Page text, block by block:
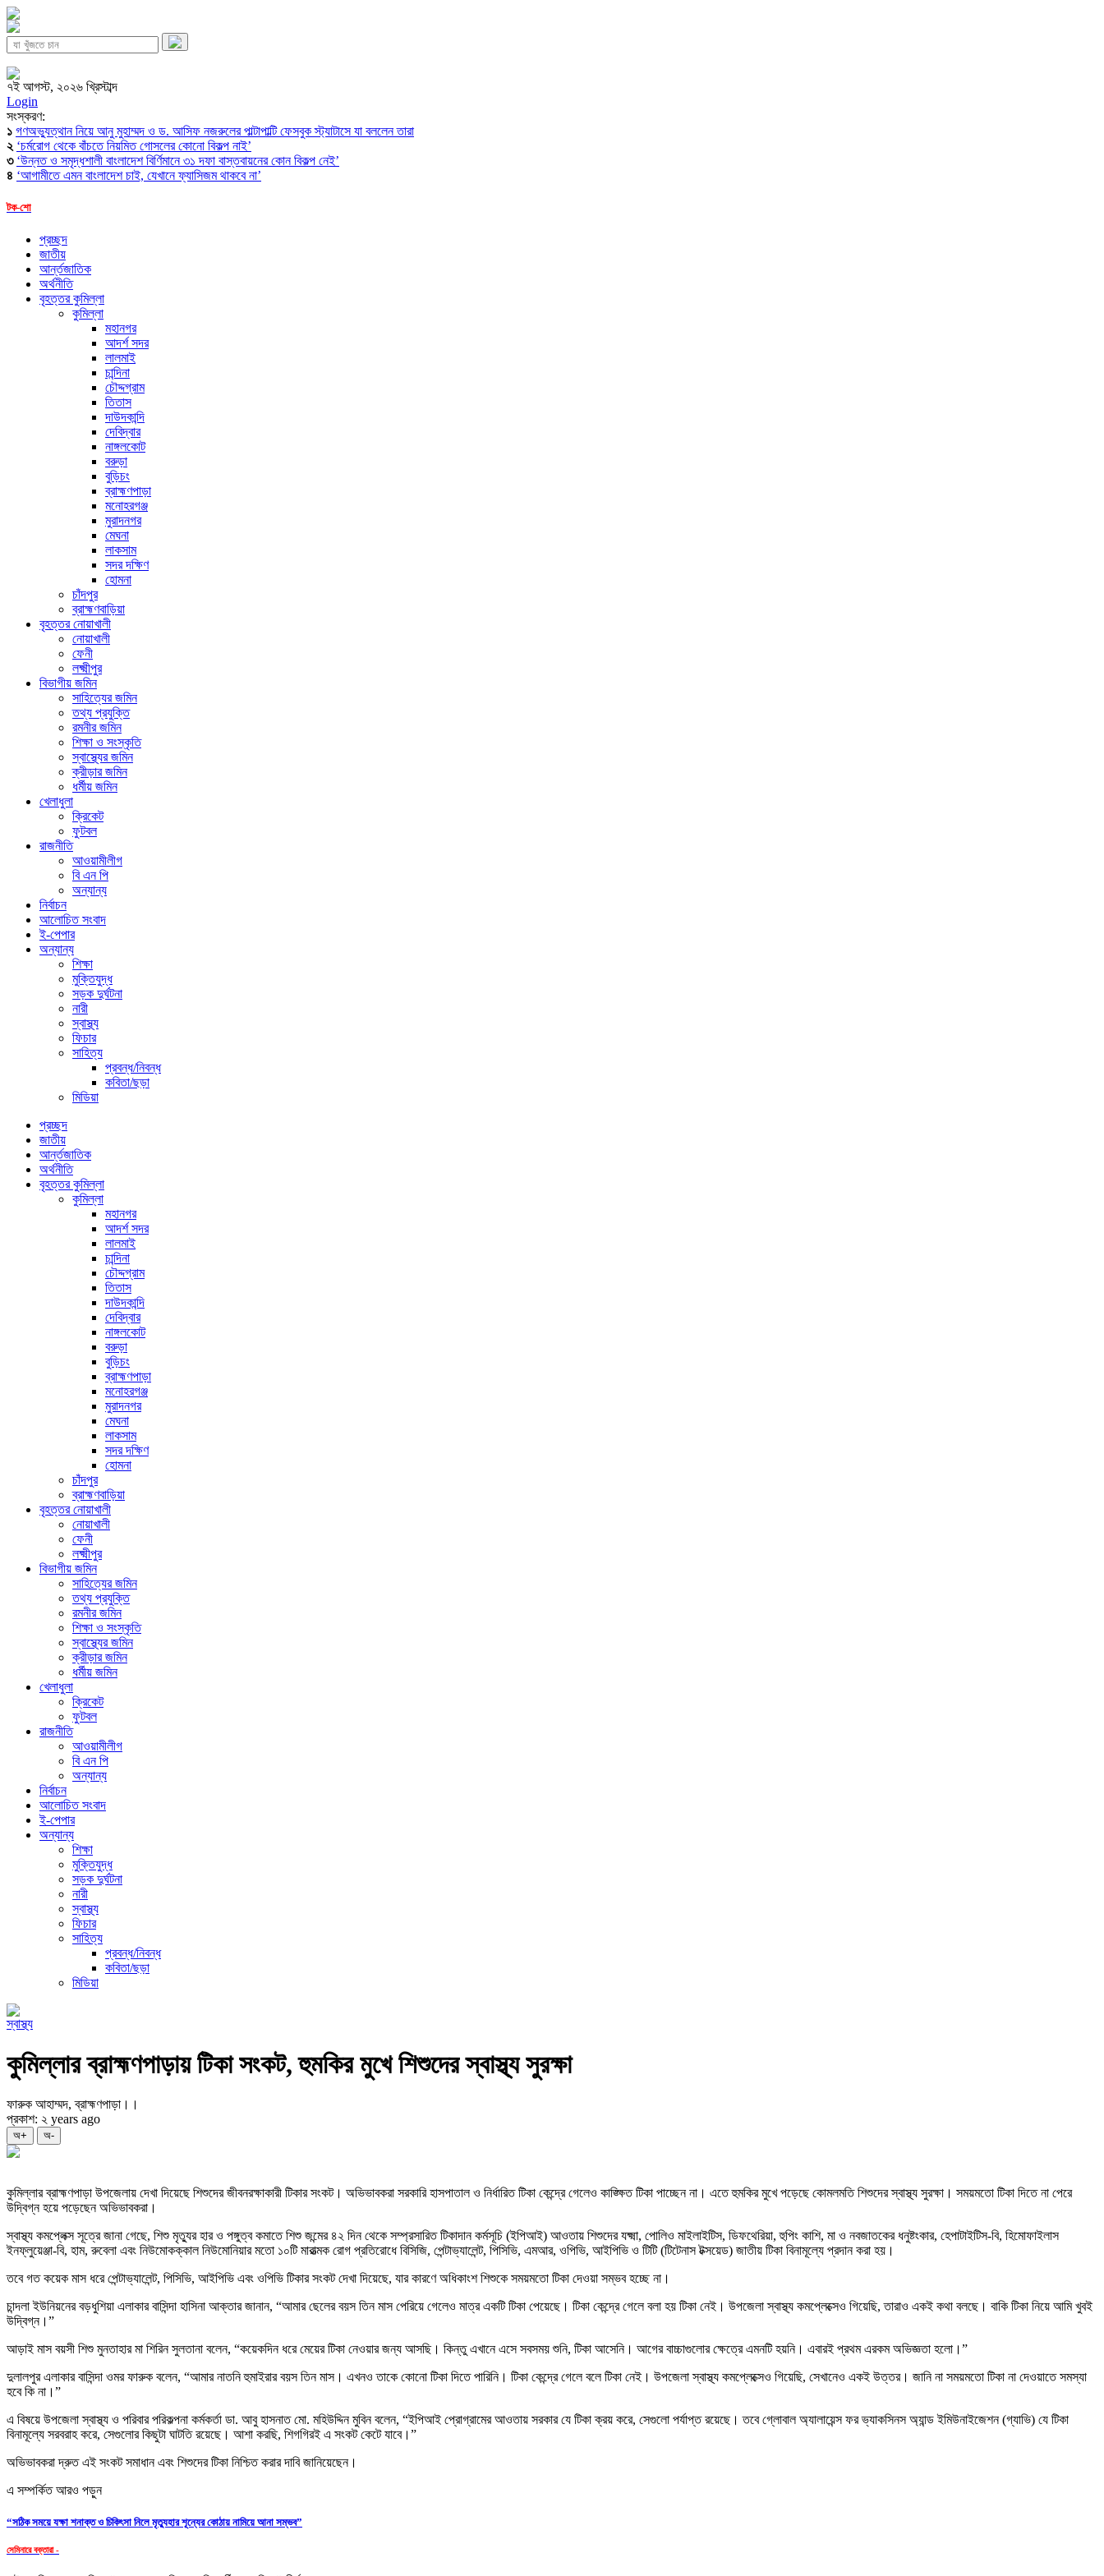
৭ই আগস্ট, ২০২৬ খ্রিস্টাব্দ
Login
সংস্করণ:
১ গণঅভ্যুত্থান নিয়ে আনু মুহাম্মদ ও ড. আসিফ নজরুলের পাল্টাপাল্টি ফেসবুক স্ট্যাটাসে যা বললেন তারা
২ ‘চর্মরোগ থেকে বাঁচতে নিয়মিত গোসলের কোনো বিকল্প নাই’
৩ ‘উন্নত ও সমৃদ্ধশালী বাংলাদেশ বির্ণিমানে ৩১ দফা বাস্তবায়নের কোন বিকল্প নেই’
৪ ‘আগামীতে এমন বাংলাদেশ চাই, যেখানে ফ্যাসিজম থাকবে না’
টক-শো
প্রচ্ছদ
জাতীয়
আর্ন্তজাতিক
অর্থনীতি
বৃহত্তর কুমিল্লা
কুমিল্লা
মহানগর
আদর্শ সদর
লালমাই
চান্দিনা
চৌদ্দগ্রাম
তিতাস
দাউদকান্দি
দেবিদ্বার
নাঙ্গলকোট
বরুড়া
বুড়িচং
ব্রাহ্মণপাড়া
মনোহরগঞ্জ
মুরাদনগর
মেঘনা
লাকসাম
সদর দক্ষিণ
হোমনা
চাঁদপুর
ব্রাহ্মণবাড়িয়া
বৃহত্তর নোয়াখালী
নোয়াখালী
ফেনী
লক্ষ্মীপুর
বিভাগীয় জমিন
সাহিত্যের জমিন
তথ্য প্রযুক্তি
রমনীর জমিন
শিক্ষা ও সংস্কৃতি
স্বাস্থ্যের জমিন
ক্রীড়ার জমিন
ধর্মীয় জমিন
খেলাধুলা
ক্রিকেট
ফুটবল
রাজনীতি
আওয়ামীলীগ
বি এন পি
অন্যান্য
নির্বাচন
আলোচিত সংবাদ
ই-পেপার
অন্যান্য
শিক্ষা
মুক্তিযুদ্ধ
সড়ক দুর্ঘটনা
নারী
স্বাস্থ্য
ফিচার
সাহিত্য
প্রবন্ধ/নিবন্ধ
কবিতা/ছড়া
মিডিয়া
প্রচ্ছদ
জাতীয়
আর্ন্তজাতিক
অর্থনীতি
বৃহত্তর কুমিল্লা
কুমিল্লা
মহানগর
আদর্শ সদর
লালমাই
চান্দিনা
চৌদ্দগ্রাম
তিতাস
দাউদকান্দি
দেবিদ্বার
নাঙ্গলকোট
বরুড়া
বুড়িচং
ব্রাহ্মণপাড়া
মনোহরগঞ্জ
মুরাদনগর
মেঘনা
লাকসাম
সদর দক্ষিণ
হোমনা
চাঁদপুর
ব্রাহ্মণবাড়িয়া
বৃহত্তর নোয়াখালী
নোয়াখালী
ফেনী
লক্ষ্মীপুর
বিভাগীয় জমিন
সাহিত্যের জমিন
তথ্য প্রযুক্তি
রমনীর জমিন
শিক্ষা ও সংস্কৃতি
স্বাস্থ্যের জমিন
ক্রীড়ার জমিন
ধর্মীয় জমিন
খেলাধুলা
ক্রিকেট
ফুটবল
রাজনীতি
আওয়ামীলীগ
বি এন পি
অন্যান্য
নির্বাচন
আলোচিত সংবাদ
ই-পেপার
অন্যান্য
শিক্ষা
মুক্তিযুদ্ধ
সড়ক দুর্ঘটনা
নারী
স্বাস্থ্য
ফিচার
সাহিত্য
প্রবন্ধ/নিবন্ধ
কবিতা/ছড়া
মিডিয়া
স্বাস্থ্য
কুমিল্লার ব্রাহ্মণপাড়ায় টিকা সংকট, হুমকির মুখে শিশুদের স্বাস্থ্য সুরক্ষা
ফারুক আহাম্মদ, ব্রাহ্মণপাড়া।।
প্রকাশ: ২ years ago
অ+ অ-
কুমিল্লার ব্রাহ্মণপাড়া উপজেলায় দেখা দিয়েছে শিশুদের জীবনরক্ষাকারী টিকার সংকট। অভিভাবকরা সরকারি হাসপাতাল ও নির্ধারিত টিকা কেন্দ্রে গেলেও কাঙ্ক্ষিত টিকা পাচ্ছেন না। এতে হুমকির মুখে পড়েছে কোমলমতি শিশুদের স্বাস্থ্য সুরক্ষা। সময়মতো টিকা দিতে না পেরে
উদ্বিগ্ন হয়ে পড়েছেন অভিভাবকরা।
স্বাস্থ্য কমপ্লেক্স সূত্রে জানা গেছে, শিশু মৃত্যুর হার ও পঙ্গুত্ব কমাতে শিশু জন্মের ৪২ দিন থেকে সম্প্রসারিত টিকাদান কর্মসূচি (ইপিআই) আওতায় শিশুদের যক্ষ্মা, পোলিও মাইলাইটিস, ডিফথেরিয়া, হুপিং কাশি, মা ও নবজাতকের ধনুষ্টংকার, হেপাটাইটিস-বি, হিমোফাইলাস
ইনফ্লুয়েঞ্জা-বি, হাম, রুবেলা এবং নিউমোকক্কাল নিউমোনিয়ার মতো ১০টি মারাত্মক রোগ প্রতিরোধে বিসিজি, পেন্টাভ্যালেন্ট, পিসিভি, এমআর, ওপিভি, আইপিভি ও টিটি (টিটেনাস টক্সয়েড) জাতীয় টিকা বিনামূল্যে প্রদান করা হয়।
তবে গত কয়েক মাস ধরে পেন্টাভ্যালেন্ট, পিসিভি, আইপিভি এবং ওপিভি টিকার সংকট দেখা দিয়েছে, যার কারণে অধিকাংশ শিশুকে সময়মতো টিকা দেওয়া সম্ভব হচ্ছে না।
চান্দলা ইউনিয়নের বড়ধুশিয়া এলাকার বাসিন্দা হাসিনা আক্তার জানান, “আমার ছেলের বয়স তিন মাস পেরিয়ে গেলেও মাত্র একটি টিকা পেয়েছে। টিকা কেন্দ্রে গেলে বলা হয় টিকা নেই। উপজেলা স্বাস্থ্য কমপ্লেক্সেও গিয়েছি, তারাও একই কথা বলছে। বাকি টিকা নিয়ে আমি খুবই
উদ্বিগ্ন।”
আড়াই মাস বয়সী শিশু মুনতাহার মা শিরিন সুলতানা বলেন, “কয়েকদিন ধরে মেয়ের টিকা নেওয়ার জন্য আসছি। কিন্তু এখানে এসে সবসময় শুনি, টিকা আসেনি। আগের বাচ্চাগুলোর ক্ষেত্রে এমনটি হয়নি। এবারই প্রথম এরকম অভিজ্ঞতা হলো।”
দুলালপুর এলাকার বাসিন্দা ওমর ফারুক বলেন, “আমার নাতনি হুমাইরার বয়স তিন মাস। এখনও তাকে কোনো টিকা দিতে পারিনি। টিকা কেন্দ্রে গেলে বলে টিকা নেই। উপজেলা স্বাস্থ্য কমপ্লেক্সেও গিয়েছি, সেখানেও একই উত্তর। জানি না সময়মতো টিকা না দেওয়াতে সমস্যা
হবে কি না।”
এ বিষয়ে উপজেলা স্বাস্থ্য ও পরিবার পরিকল্পনা কর্মকর্তা ডা. আবু হাসনাত মো. মহিউদ্দিন মুবিন বলেন, “ইপিআই প্রোগ্রামের আওতায় সরকার যে টিকা ক্রয় করে, সেগুলো পর্যাপ্ত রয়েছে। তবে গ্লোবাল অ্যালায়েন্স ফর ভ্যাকসিনস অ্যান্ড ইমিউনাইজেশন (গ্যাভি) যে টিকা
বিনামূল্যে সরবরাহ করে, সেগুলোর কিছুটা ঘাটতি রয়েছে। আশা করছি, শিগগিরই এ সংকট কেটে যাবে।”
অভিভাবকরা দ্রুত এই সংকট সমাধান এবং শিশুদের টিকা নিশ্চিত করার দাবি জানিয়েছেন।
এ সম্পর্কিত আরও পড়ুন
“সঠিক সময়ে যক্ষা শনাক্ত ও চিকিৎসা নিলে মৃত্যুহার শূন্যের কোঠায় নামিয়ে আনা সম্ভব”
সেমিনারে বক্তারা -